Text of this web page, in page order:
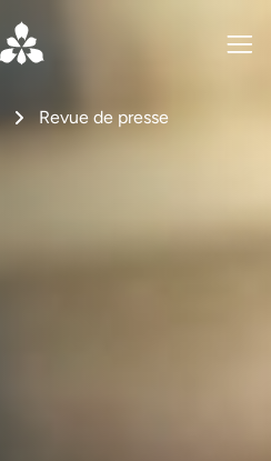
Revue de presse